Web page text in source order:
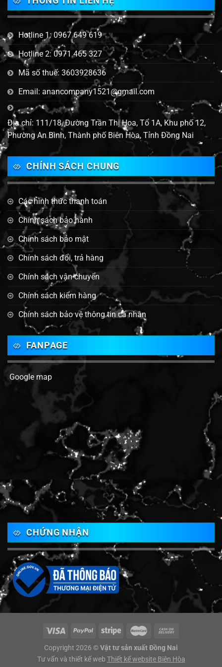
Hotline 1: 0967 649 619
Hotline 2: 0971 465 327
Mã số thuế: 3603928636
Email: anancompany1521@gmail.com
Địa chỉ: 111/18, Đường Trần Thị Hoa, Tổ 1A, Khu phố 12,
Phường An Bình, Thành phố Biên Hòa, Tỉnh Đồng Nai
CHÍNH SÁCH CHUNG
Các hình thức thanh toán
Chính sách bảo hành
Chính sách bảo mật
Chính sách đổi, trả hàng
Chính sách vận chuyển
Chính sách kiểm hàng
Chính sách bảo vệ thông tin cá nhân
FANPAGE
Google map
CHỨNG NHẬN
Copyright 2026 © Vật tư sản xuất Đồng Nai
Tư vấn và thiết kế web Thiết kế website Biên Hòa